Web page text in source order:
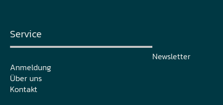
Service
Newsletter
Anmeldung
Über uns
Kontakt